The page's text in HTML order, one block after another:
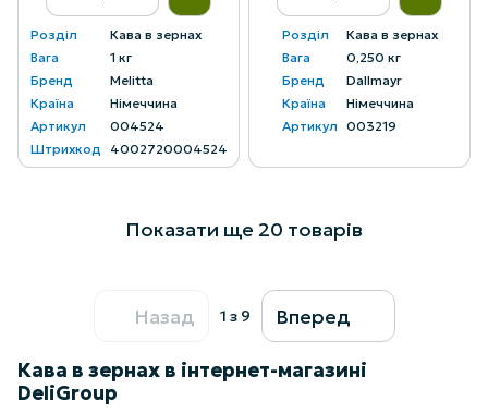
Розділ
Кава в зернах
Вага
1 кг
Бренд
Melitta
Країна
Німеччина
Артикул
004524
Штрихкод
4002720004524
Розділ
Кава в зернах
Вага
0,250 кг
Бренд
Dallmayr
Країна
Німеччина
Артикул 003219
Показати ще 20 товарів
Назад 1 з 9 Вперед
Кава в зернах в інтернет-магазині
DeliGroup